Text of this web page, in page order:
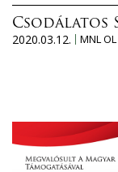
Csodálatos
2020.03.12.
MNL OL